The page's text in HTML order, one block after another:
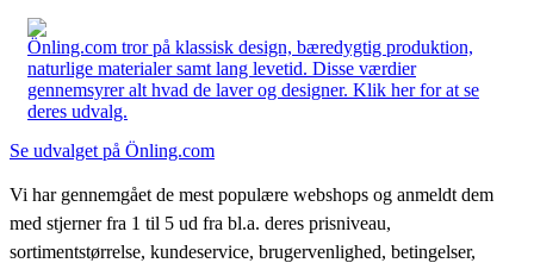
Önling.com tror på klassisk design, bæredygtig produktion,
naturlige materialer samt lang levetid. Disse værdier
gennemsyrer alt hvad de laver og designer. Klik her for at se
deres udvalg.
Se udvalget på Önling.com
Vi har gennemgået de mest populære webshops og anmeldt dem
med stjerner fra 1 til 5 ud fra bl.a. deres prisniveau,
sortimentstørrelse, kundeservice, brugervenlighed, betingelser,